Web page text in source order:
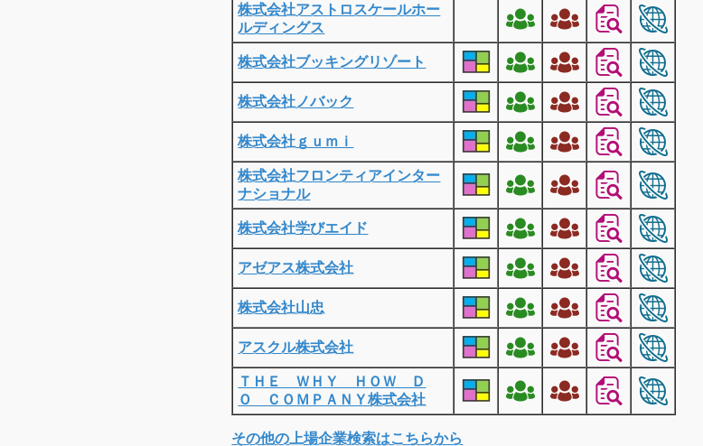
株式会社アストロスケールホー
ルディングス
株式会社ブッキングリゾート
株式会社ノバック
株式会社ｇｕｍｉ
株式会社フロンティアインター
ナショナル
株式会社学びエイド
アゼアス株式会社
株式会社山忠
アスクル株式会社
ＴＨＥ ＷＨＹ ＨＯＷ Ｄ
Ｏ ＣＯＭＰＡＮＹ株式会社
その他の上場企業検索はこちらから